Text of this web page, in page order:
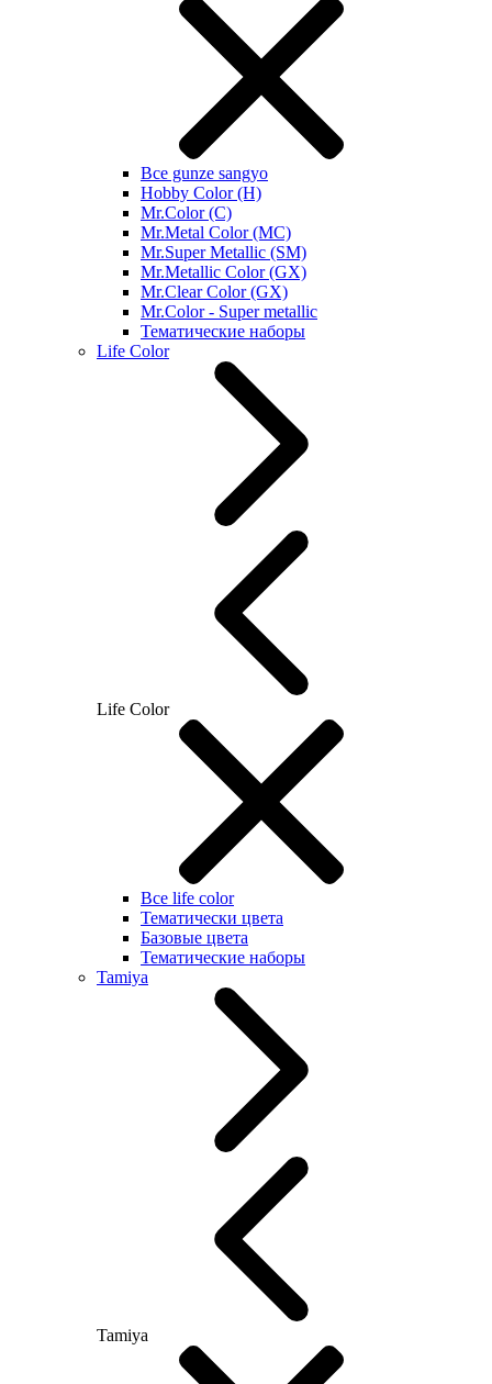
Все gunze sangyo
Hobby Color (H)
Mr.Color (C)
Mr.Metal Color (MC)
Mr.Super Metallic (SM)
Mr.Metallic Color (GX)
Mr.Clear Color (GX)
Mr.Color - Super metallic
Тематические наборы
Life Color
Life Color
Все life color
Тематически цвета
Базовые цвета
Тематические наборы
Tamiya
Tamiya